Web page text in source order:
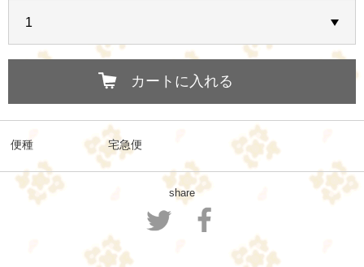
カートに入れる
便種 宅急便
share